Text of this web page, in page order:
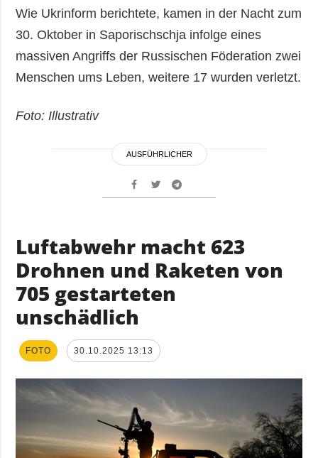
Wie Ukrinform berichtete, kamen in der Nacht zum
30. Oktober in Saporischschja infolge eines
massiven Angriffs der Russischen Föderation zwei
Menschen ums Leben, weitere 17 wurden verletzt.
Foto: Illustrativ
AUSFÜHRLICHER
Luftabwehr macht 623
Drohnen und Raketen von
705 gestarteten
unschädlich
FOTO 30.10.2025 13:13